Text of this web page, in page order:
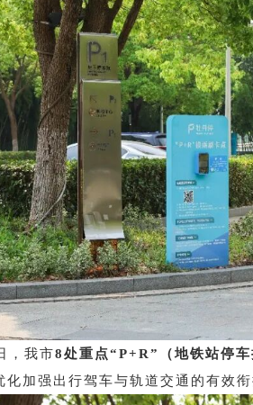
，我市8处重点“P+R” （地铁站停
化加强出行驾车与轨道交通的有效